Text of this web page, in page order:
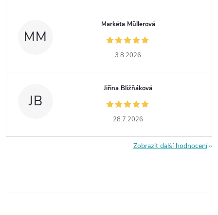
MM
Markéta Müllerová
3.8.2026
JB
Jiřina Bližňáková
28.7.2026
Zobrazit další hodnocení